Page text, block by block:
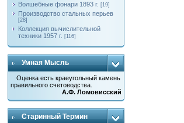
Волшебные фонари 1893 г. [19]
Производство стальных перьев
[28]
Коллекция вычислительной
техники 1957 г. [116]
Умная Мысль
Оценка есть краеугольный камень
правильного счетоводства.
А.Ф. Ломовисский
Старинный Термин